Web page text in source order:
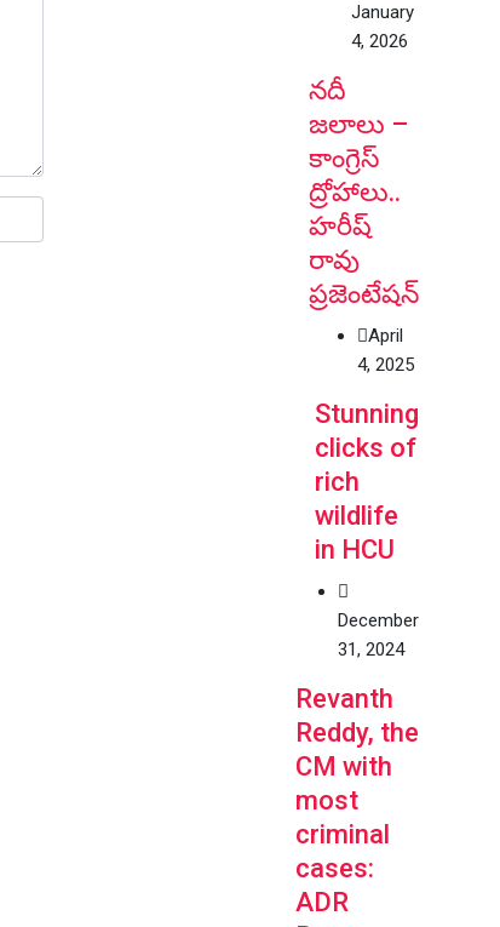
January
4, 2026
నదీ
జలాలు –
కాంగ్రెస్
ద్రోహాలు..
హరీష్
రావు
ప్రజెంటేషన్
April
4, 2025
Stunning
clicks of
rich
wildlife
in HCU
December
31, 2024
Revanth
Reddy, the
CM with
most
criminal
cases:
ADR